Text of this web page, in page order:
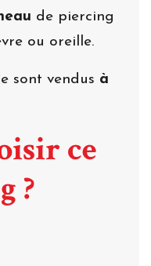
de piercing
ou oreille.
sont vendus à
ce
?